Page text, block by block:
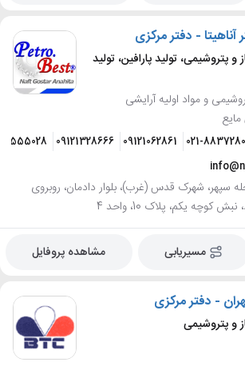
- دفتر مرکزی
پتروشیمی، تولید پارافین، تولید
و ﻣﻮاد اوﻟﯿﻪ آرایشی
021-
09121062861
09121328666
منطقه 2، محله سپهر، شهرک قدس (غرب)، بلوار دادمان، روبروی
کوچه یکم، پلاک 10، واحد 4
مسیریابی مشاهده پروفایل
- دفتر مرکزی
و پتروشیمی